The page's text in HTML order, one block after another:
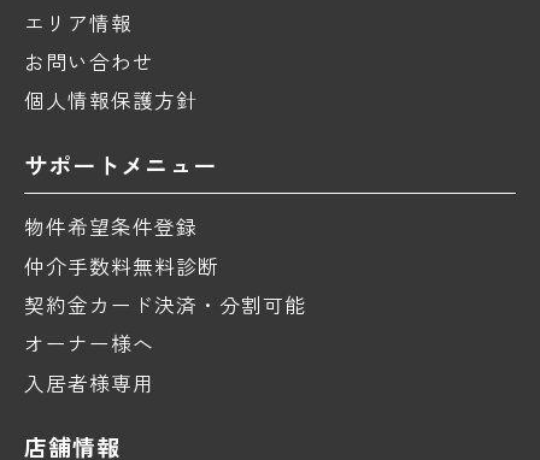
エリア情報
お問い合わせ
個人情報保護方針
サポートメニュー
物件希望条件登録
仲介手数料無料診断
契約金カード決済・分割可能
オーナー様へ
入居者様専用
店舗情報